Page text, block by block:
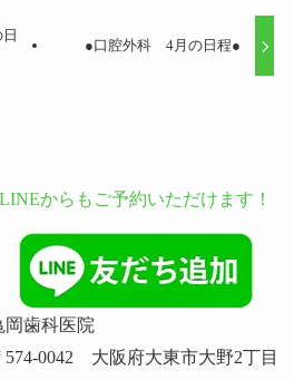
●口腔外科 4月の日程●
LINEからもご予約いただけます！
岡歯科医院
574-0042 大阪府大東市大野2丁目